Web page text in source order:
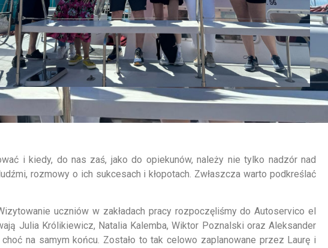
i kiedy, do nas zaś, jako do opiekunów, należy nie tylko nadzór nad
rozmowy o ich sukcesach i kłopotach. Zwłaszcza warto podkreślać
uczniów w zakładach pracy rozpoczęliśmy do Autoservico el
Julia Królikiewicz, Natalia Kalemba, Wiktor Poznalski oraz Aleksander
na samym końcu. Zostało to tak celowo zaplanowane przez Laurę i